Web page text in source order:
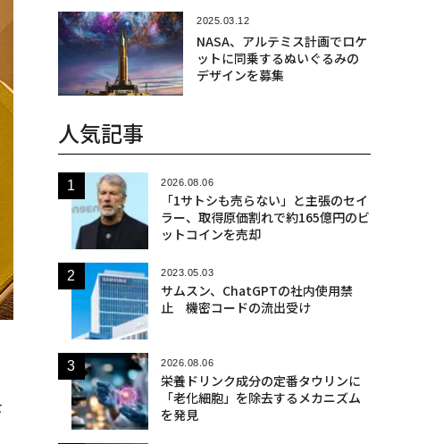
2025.03.12
NASA、アルテミス計画でロケ
ットに同乗するぬいぐるみの
デザインを募集
人気記事
2026.08.06
「1サトシも売らない」と主張のセイ
ラー、取得原価割れで約165億円のビ
ットコインを売却
2023.05.03
サムスン、ChatGPTの社内使用禁
止 機密コードの流出受け
2026.08.06
栄養ドリンク成分の定番タウリンに
「老化細胞」を除去するメカニズム
を発見